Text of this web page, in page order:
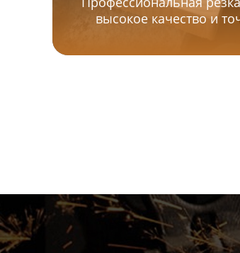
высокое качество и